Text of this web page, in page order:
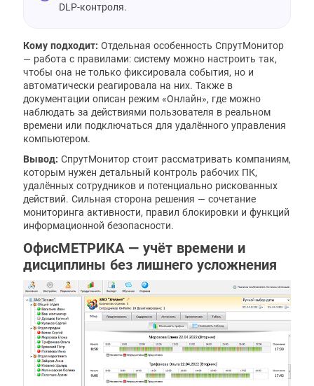
DLP-контроля.
Кому подходит: Отдельная особенность СпрутМонитор
— работа с правилами: систему можно настроить так,
чтобы она не только фиксировала события, но и
автоматически реагировала на них. Также в
документации описан режим «Онлайн», где можно
наблюдать за действиями пользователя в реальном
времени или подключаться для удалённого управления
компьютером.
Вывод: СпрутМонитор стоит рассматривать компаниям,
которым нужен детальный контроль рабочих ПК,
удалённых сотрудников и потенциально рискованных
действий. Сильная сторона решения — сочетание
мониторинга активности, правил блокировки и функций
информационной безопасности.
ОфисМЕТРИКА — учёт времени и
дисциплины без лишнего усложнения